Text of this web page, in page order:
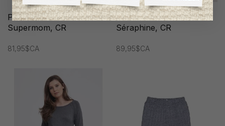
Pantalon Maternité
Supermom, CR
81,95$CA
Pantalon Maternité
Séraphine, CR
89,95$CA